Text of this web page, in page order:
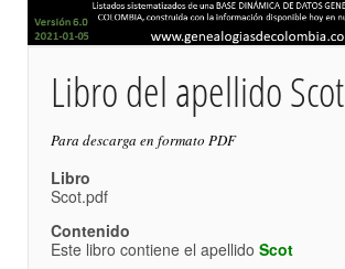
Libro del apellido Scot
Para descarga en formato PDF
Libro
Scot.pdf
Contenido
Este libro contiene el apellido Scot